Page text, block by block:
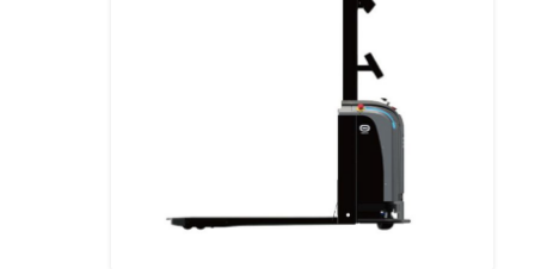
شاحنة شائك ذكية غير مأهولة
الروبوت المتنقل المستقل
مكوك التخزين ثلاثي الأبعاد
الهيكل الخارجي لأربعة عجلات UGV الذي يتم التحكم به بالأسلاك
معدات الشحن الداعمة للسيارة